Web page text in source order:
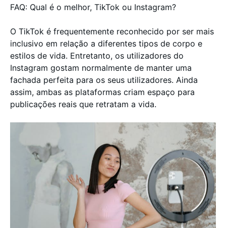
FAQ: Qual é o melhor, TikTok ou Instagram?
O TikTok é frequentemente reconhecido por ser mais
inclusivo em relação a diferentes tipos de corpo e
estilos de vida. Entretanto, os utilizadores do
Instagram gostam normalmente de manter uma
fachada perfeita para os seus utilizadores. Ainda
assim, ambas as plataformas criam espaço para
publicações reais que retratam a vida.